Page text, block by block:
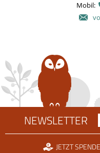
Mobil:
NEWSLETTER
JETZT